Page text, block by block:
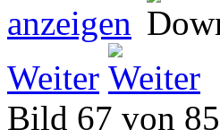
Weiter
Bild 67 von 85